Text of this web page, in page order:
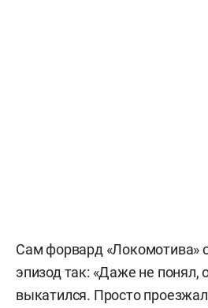
Сам форвард «Локомотива»
эпизод так: «Даже не понял,
выкатился. Просто